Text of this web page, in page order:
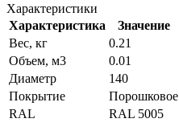
Характеристики
Характеристика
Значение
Вес, кг
0.21
Объем, м3
0.01
Диаметр
140
Покрытие
Порошковое
RAL
RAL 5005